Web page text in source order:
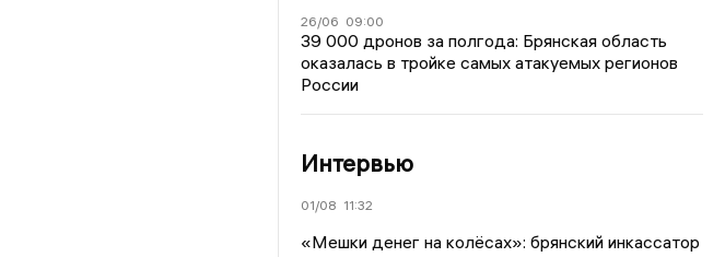
26/06 09:00
39 000 дронов за полгода: Брянская область
оказалась в тройке самых атакуемых регионов
России
Интервью
01/08 11:32
«Мешки денег на колёсах»: брянский инкассатор